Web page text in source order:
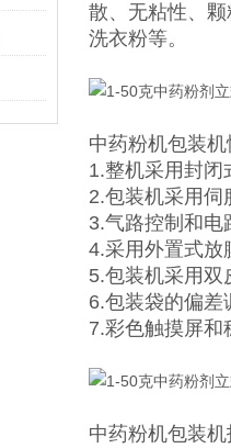
散、无粘性、
洗衣粉等。
中药粉机包装机
1.整机采用封闭
2.包装机采用伺
3.气路控制和电
4.采用外置式放
5.包装机采用双
6.包装袋的偏差
7.彩色触摸屏和
中药粉机包装机